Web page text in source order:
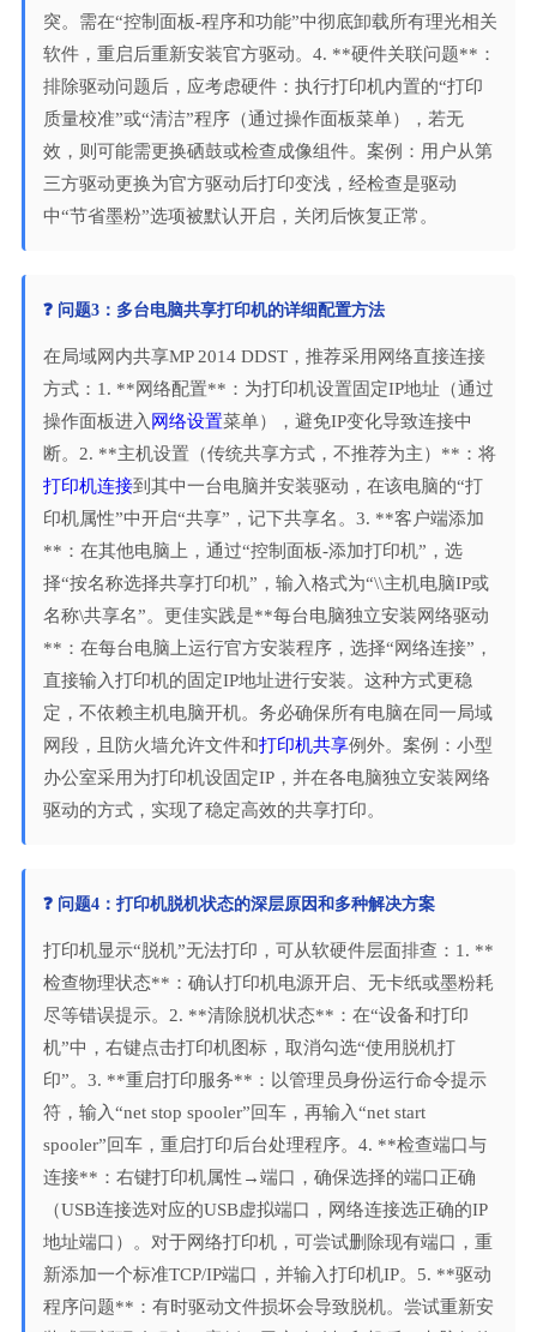
突。需在“控制面板-程序和功能”中彻底卸载所有理光相关
软件，重启后重新安装官方驱动。4. **硬件关联问题**：
排除驱动问题后，应考虑硬件：执行打印机内置的“打印
质量校准”或“清洁”程序（通过操作面板菜单），若无
效，则可能需更换硒鼓或检查成像组件。案例：用户从第
三方驱动更换为官方驱动后打印变浅，经检查是驱动
中“节省墨粉”选项被默认开启，关闭后恢复正常。
❓ 问题3：多台电脑共享打印机的详细配置方法
在局域网内共享MP 2014 DDST，推荐采用网络直接连接
方式：1. **网络配置**：为打印机设置固定IP地址（通过
操作面板进入 网络设置菜单），避免IP变化导致连接中
断。2. **主机设置（传统共享方式，不推荐为主）**：将
打印机连接到其中一台电脑并安装驱动，在该电脑的“打
印机属性”中开启“共享”，记下共享名。3. **客户端添加
**：在其他电脑上，通过“控制面板-添加打印机”，选
择“按名称选择共享打印机”，输入格式为“\\主机电脑IP或
名称\共享名”。更佳实践是**每台电脑独立安装网络驱动
**：在每台电脑上运行官方安装程序，选择“网络连接”，
直接输入打印机的固定IP地址进行安装。这种方式更稳
定，不依赖主机电脑开机。务必确保所有电脑在同一局域
网段，且防火墙允许文件和打印机共享例外。案例：小型
办公室采用为打印机设固定IP，并在各电脑独立安装网络
驱动的方式，实现了稳定高效的共享打印。
❓ 问题4：打印机脱机状态的深层原因和多种解决方案
打印机显示“脱机”无法打印，可从软硬件层面排查：1. **
检查物理状态**：确认打印机电源开启、无卡纸或墨粉耗
尽等错误提示。2. **清除脱机状态**：在“设备和打印
机”中，右键点击打印机图标，取消勾选“使用脱机打
印”。3. **重启打印服务**：以管理员身份运行命令提示
符，输入“net stop spooler”回车，再输入“net start
spooler”回车，重启打印后台处理程序。4. **检查端口与
连接**：右键打印机属性→端口，确保选择的端口正确
（USB连接选对应的USB虚拟端口，网络连接选正确的IP
地址端口）。对于网络打印机，可尝试删除现有端口，重
新添加一个标准TCP/IP端口，并输入打印机IP。5. **驱动
程序问题**：有时驱动文件损坏会导致脱机。尝试重新安